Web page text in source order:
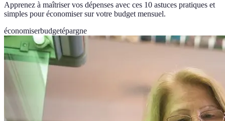
Apprenez à maîtriser vos dépenses avec ces 10 astuces pratiques et
simples pour économiser sur votre budget mensuel.
économiserbudgetépargne